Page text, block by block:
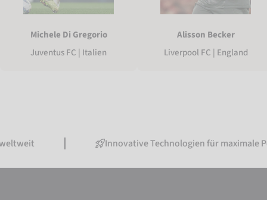
Michele Di Gregorio
Juventus FC | Italien
Alisson Becker
Liverpool FC | England
Innovative Technologien für maximale